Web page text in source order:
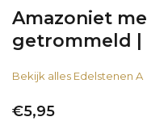
Amazoniet
getrommeld |
Bekijk alles Edelstenen A
€5,95